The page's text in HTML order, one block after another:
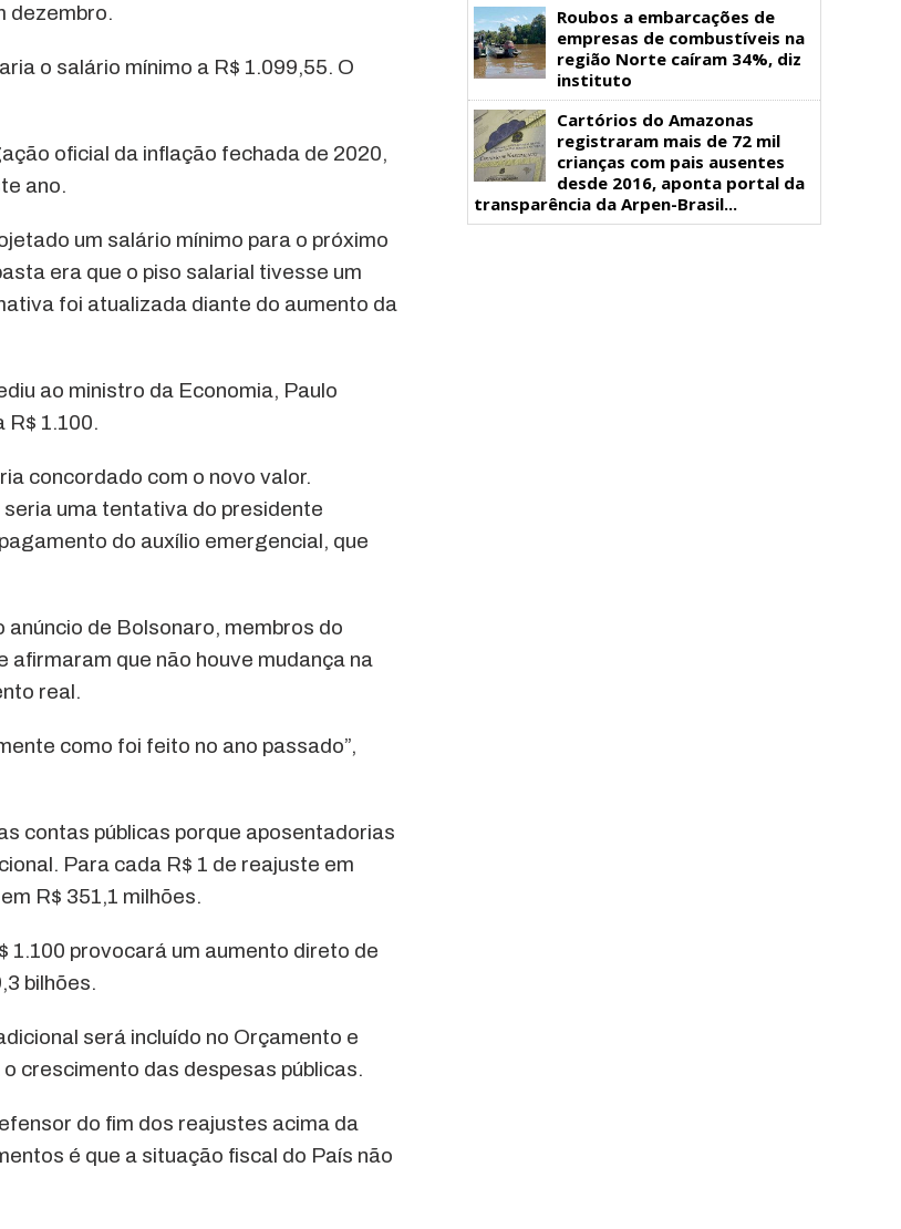
dezembro.
o salário mínimo a R$ 1.099,55. O
oficial da inflação fechada de 2020,
ano.
um salário mínimo para o próximo
era que o piso salarial tivesse um
foi atualizada diante do aumento da
ao ministro da Economia, Paulo
R$ 1.100.
concordado com o novo valor.
uma tentativa do presidente
do auxílio emergencial, que
de Bolsonaro, membros do
que não houve mudança na
real.
como foi feito no ano passado”,
contas públicas porque aposentadorias
Para cada R$ 1 de reajuste em
R$ 351,1 milhões.
1.100 provocará um aumento direto de
bilhões.
será incluído no Orçamento e
crescimento das despesas públicas.
do fim dos reajustes acima da
é que a situação fiscal do País não
Roubos a embarcações de
empresas de combustíveis na
região Norte caíram 34%, diz
instituto
Cartórios do Amazonas
registraram mais de 72 mil
crianças com pais ausentes
desde 2016, aponta portal da
transparência da Arpen-Brasil...